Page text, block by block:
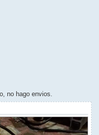
no hago envios.